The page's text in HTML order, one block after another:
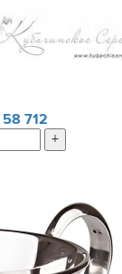
58 712
+